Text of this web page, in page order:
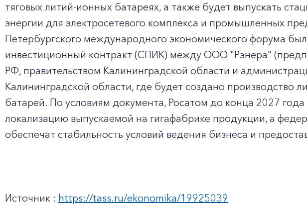
тяговых литий-ионных батареях, а также будет выпускать
энергии для электросетевого комплекса и промышленных
Петербургского международного экономического форума
инвестиционный контракт (СПИК) между ООО "Рэнера"
РФ, правительством Калининградской области и
Калининградской области, где будет создано производство
батарей. По условиям документа, Росатом до конца 2027 года
локализацию выпускаемой на гигафабрике продукции, а
обеспечат стабильность условий ведения бизнеса и
Источник : https://tass.ru/ekonomika/19925039